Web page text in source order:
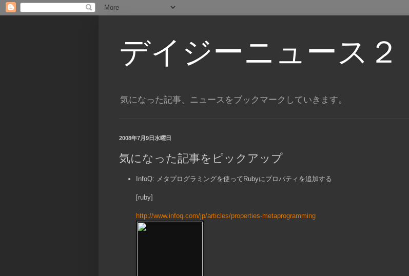
デイジーニュース２
気になった記事、ニュースをブックマークしていきます。
2008年7月9日水曜日
気になった記事をピックアップ
InfoQ: メタプログラミングを使ってRubyにプロパティを追加する
[ruby]
http://www.infoq.com/jp/articles/properties-metaprogramming